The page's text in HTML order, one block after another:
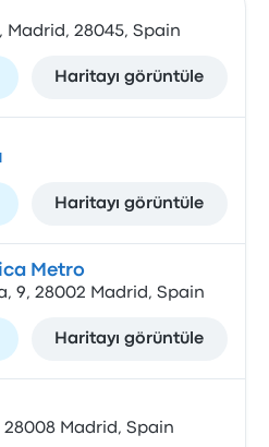
Madrid, 28045, Spain
Haritayı görüntüle
Haritayı görüntüle
Metro
9, 28002 Madrid, Spain
Haritayı görüntüle
28008 Madrid, Spain